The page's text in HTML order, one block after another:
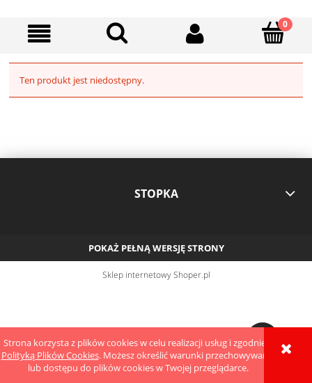
Strona korzysta z plików cookies w celu realizacji usług i zgodnie z
Polityką Plików Cookies. Możesz określić warunki przechowywania
lub dostępu do plików cookies w Twojej przeglądarce.
Ten produkt jest niedostępny.
STOPKA
POKAŻ PEŁNĄ WERSJĘ STRONY
Sklep internetowy Shoper.pl